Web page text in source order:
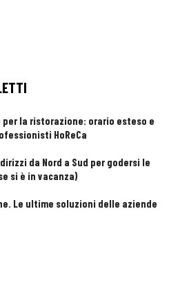
la ristorazione: orario esteso e
HoReCa
da Nord a Sud per godersi le
si è in vacanza)
Le ultime soluzioni delle aziende